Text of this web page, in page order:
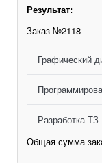
Результат:
Заказ №2118
Графический
Разработка ТЗ
Общая сумма